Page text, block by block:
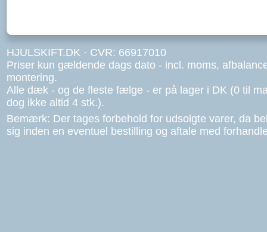
HJULSKIFT.DK · CVR: 66917010
Priser kun gældende dags dato - incl. moms,
montering.
Alle dæk - og de fleste fælge - er på lager i DK (0 til
dog ikke altid 4 stk.).
Bemærk: Der tages forbehold for udsolgte varer, da
sig inden en eventuel bestilling og aftale med